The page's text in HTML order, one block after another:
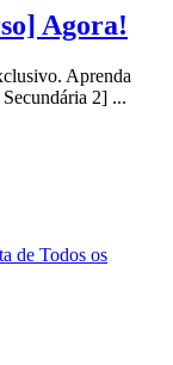
Agora!
Aprenda
2] ...
de Todos os